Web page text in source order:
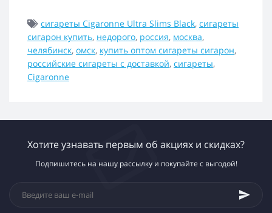
сигареты Cigaronne Ultra Slims Black, сигареты
сигарон купить, недорого, россия, москва,
челябинск, омск, купить оптом сигареты сигарон,
российские сигареты с доставкой, сигареты,
Cigaronne
Хотите узнавать первым об акциях и скидках?
Подпишитесь на нашу рассылку и покупайте с выгодой!